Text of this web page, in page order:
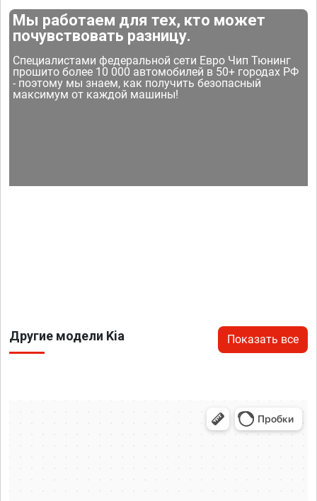
Мы работаем для тех, кто может
почувствовать разницу.
Специалистами федеральной сети Евро Чип Тюнинг
прошито более 10 000 автомобилей в 50+ городах РФ
- поэтому мы знаем, как получить безопасный
максимум от каждой машины!
Другие модели Kia Показать все